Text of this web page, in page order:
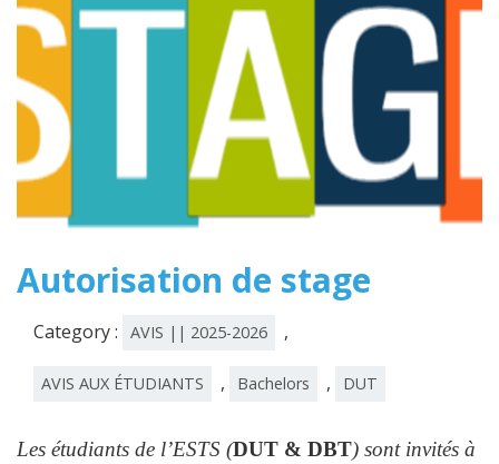
Autorisation de stage
Category : AVIS || 2025-2026 ,
AVIS AUX ÉTUDIANTS , Bachelors , DUT
Les étudiants de l’ESTS (DUT & DBT) sont invités à